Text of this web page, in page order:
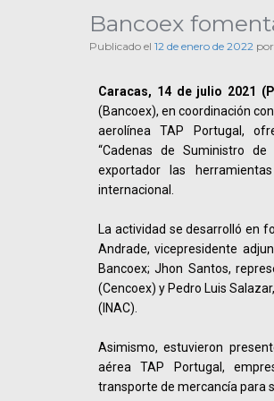
Bancoex
Publicado el 12 de enero de 2022 por
Caracas, 14 de julio 2021
(Bancoex), en coordinación
aerolínea TAP Portugal,
“Cadenas de Suministro
exportador las
internacional.
La actividad se desarrolló en
Andrade, vicepresidente
Bancoex; Jhon Santos,
(Cencoex) y Pedro Luis
(INAC).
Asimismo, estuvieron
aérea TAP Portugal,
transporte de mercancía para